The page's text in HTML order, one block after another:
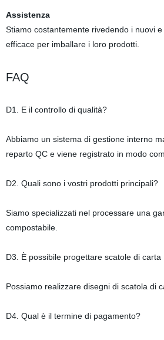
Assistenza
Stiamo costantemente rivedendo i nuovi
efficace per imballare i loro prodotti.
FAQ
D1. E il controllo di qualità?
Abbiamo un sistema di gestione interno
reparto QC e viene registrato in modo
D2. Quali sono i vostri prodotti principali?
Siamo specializzati nel processare una
compostabile.
D3. È possibile progettare scatole di
Possiamo realizzare disegni di scatola
D4. Qual è il termine di pagamento?